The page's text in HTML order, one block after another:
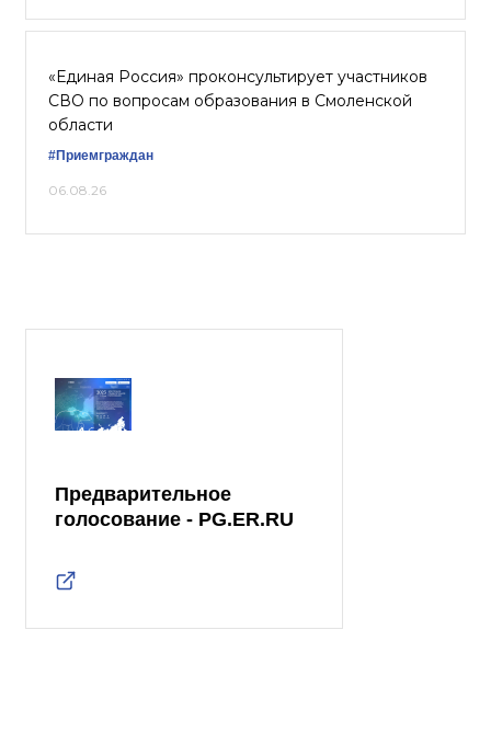
«Единая Россия» проконсультирует участников
СВО по вопросам образования в Смоленской
области
#Приемграждан
06.08.26
Предварительное
голосование - PG.ER.RU